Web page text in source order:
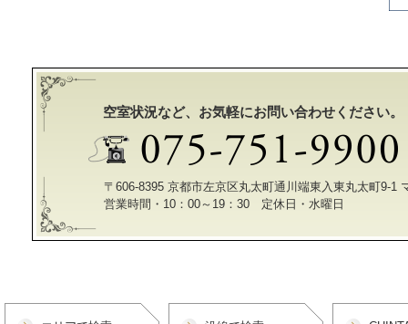
空室状況など、お気軽にお問い合わせください。
〒606-8395 京都市左京区丸太町通川端東入東丸太町9-1
営業時間・10：00～19：30 定休日・水曜日